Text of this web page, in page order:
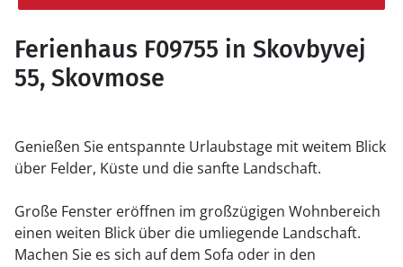
Ferienhaus F09755 in Skovbyvej
55, Skovmose
Genießen Sie entspannte Urlaubstage mit weitem Blick
über Felder, Küste und die sanfte Landschaft.
Große Fenster eröffnen im großzügigen Wohnbereich
einen weiten Blick über die umliegende Landschaft.
Machen Sie es sich auf dem Sofa oder in den